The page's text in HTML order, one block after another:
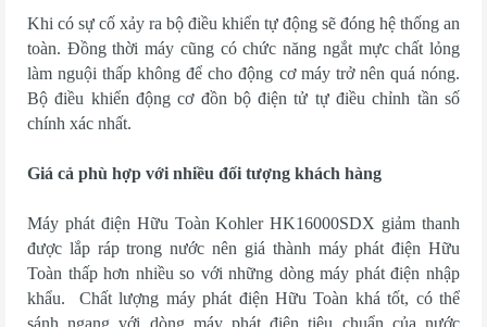
Khi có sự cố xảy ra bộ điều khiển tự động sẽ đóng hệ thống an
toàn. Đồng thời máy cũng có chức năng ngắt mực chất lỏng
làm nguội thấp không để cho động cơ máy trở nên quá nóng.
Bộ điều khiển động cơ đồn bộ điện tử tự điều chỉnh tần số
chính xác nhất.
Giá cả phù hợp với nhiều đối tượng khách hàng
Máy phát điện Hữu Toàn Kohler HK16000SDX giảm thanh
được lắp ráp trong nước nên giá thành máy phát điện Hữu
Toàn thấp hơn nhiều so với những dòng máy phát điện nhập
khẩu. Chất lượng máy phát điện Hữu Toàn khá tốt, có thể
sánh ngang với dòng máy phát điện tiêu chuẩn của nước